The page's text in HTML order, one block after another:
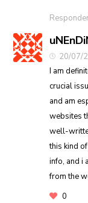
20/07/
I am
crucial
and am
websites
well-
this kind
info, and i
from the
0